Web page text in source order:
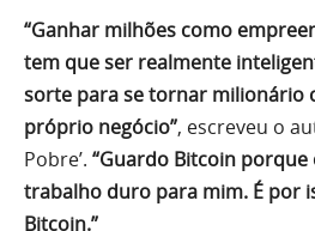
“Ganhar milhões como
tem que ser realmente
sorte para se tornar milionário
próprio negócio”, escreveu o
Pobre’. “Guardo Bitcoin porque
trabalho duro para mim. É por
Bitcoin.”